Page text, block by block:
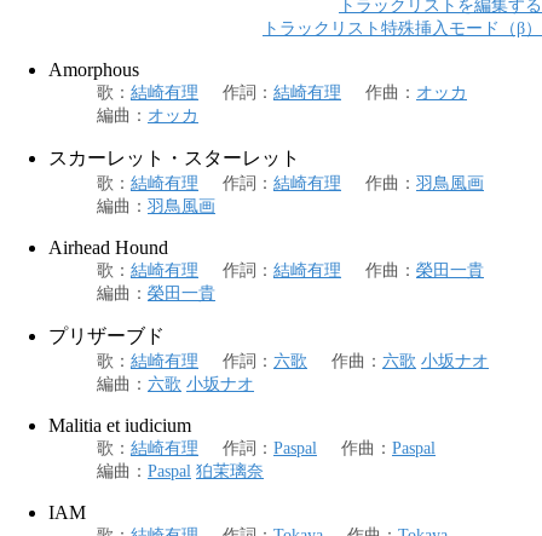
トラックリストを編集する
トラックリスト特殊挿入モード（β）
Amorphous
歌 ： 結崎有理 作詞 ： 結崎有理 作曲 ： オッカ
編曲 ： オッカ
スカーレット・スターレット
歌 ： 結崎有理 作詞 ： 結崎有理 作曲 ： 羽鳥風画
編曲 ： 羽鳥風画
Airhead Hound
歌 ： 結崎有理 作詞 ： 結崎有理 作曲 ： 榮田一貴
編曲 ： 榮田一貴
プリザーブド
歌 ： 結崎有理 作詞 ： 六歌 作曲 ： 六歌 小坂ナオ
編曲 ： 六歌 小坂ナオ
Malitia et iudicium
歌 ： 結崎有理 作詞 ： Paspal 作曲 ： Paspal
編曲 ： Paspal 狛茉璃奈
IAM